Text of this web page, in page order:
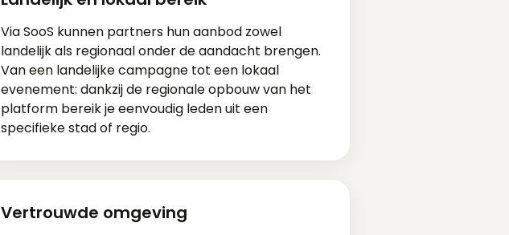
Via SooS kunnen partners hun aanbod zowel
landelijk als regionaal onder de aandacht brengen.
Van een landelijke campagne tot een lokaal
evenement: dankzij de regionale opbouw van het
platform bereik je eenvoudig leden uit een
specifieke stad of regio.
Vertrouwde omgeving